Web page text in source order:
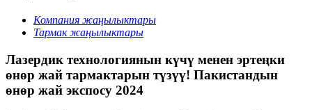
Компания жаңылыктары
Тармак жаңылыктары
Лазердик технологиянын күчү менен эртеңки
өнөр жай тармактарын түзүү! Пакистандын
өнөр жай экспосу 2024